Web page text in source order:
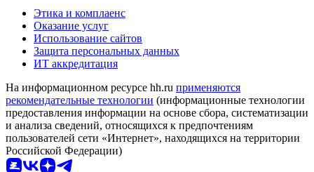
Этика и комплаенс
Оказание услуг
Использование сайтов
Защита персональных данных
ИТ аккредитация
На информационном ресурсе hh.ru применяются
рекомендательные технологии (информационные технологии
предоставления информации на основе сбора, систематизации
и анализа сведений, относящихся к предпочтениям
пользователей сети «Интернет», находящихся на территории
Российской Федерации)